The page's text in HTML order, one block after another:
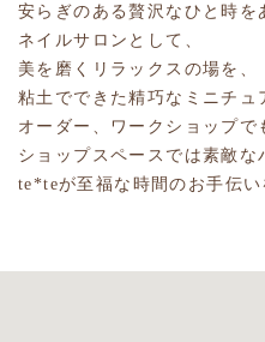
安らぎのある贅沢なひと時を
ネイルサロンとして、
美を磨くリラックスの場を、
粘土でできた精巧なミニチ
オーダー、ワークショップで
ショップスペースでは素敵な
te*teが至福な時間のお手伝い